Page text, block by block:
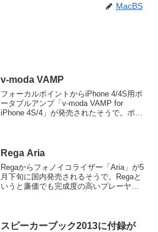
MacBS
v-moda VAMP
フォーカルポイントからiPhone 4/4S用ポ
ータブルアンプ「v-moda VAMP for
iPhone 4S/4」が発売されたそうで。ポー
Rega Aria
Regaからフォノイコライザー「Aria」が5
月下旬に国内発売されるそうで。Regaと
いうと廉価でも完成度の高いプレーヤー
なものから...
スピーカーブック2013に付録が